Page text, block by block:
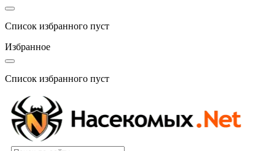
Список избранного пуст
Избранное
Список избранного пуст